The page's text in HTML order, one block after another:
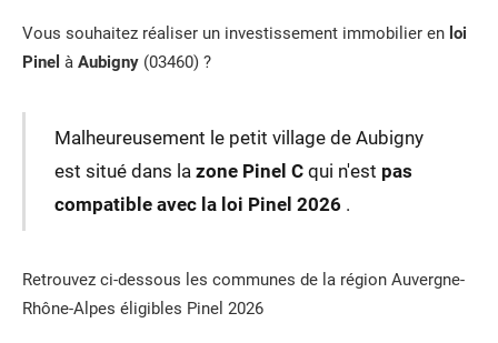
Vous souhaitez réaliser un investissement immobilier en loi
Pinel à Aubigny (03460) ?
Malheureusement le petit village de Aubigny
est situé dans la zone Pinel Cqui n'est pas
compatible avec la loi Pinel 2026 .
Retrouvez ci-dessous les communes de la région Auvergne-
Rhône-Alpes éligibles Pinel 2026